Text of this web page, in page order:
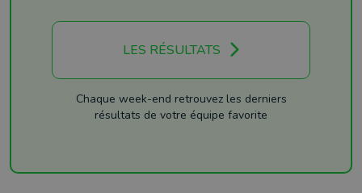
LES RÉSULTATS
Chaque week-end retrouvez les derniers
résultats de votre équipe favorite